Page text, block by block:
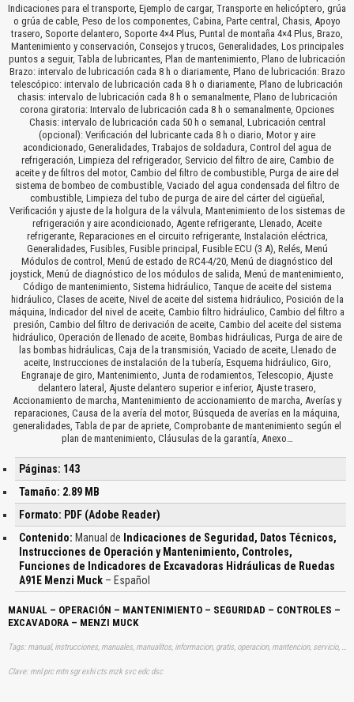
Indicaciones para el transporte, Ejemplo de cargar, Transporte en helicóptero, grúa
o grúa de cable, Peso de los componentes, Cabina, Parte central, Chasis, Apoyo
trasero, Soporte delantero, Soporte 4×4 Plus, Puntal de montaña 4×4 Plus, Brazo,
Mantenimiento y conservación, Consejos y trucos, Generalidades, Los principales
puntos a seguir, Tabla de lubricantes, Plan de mantenimiento, Plano de lubricación
Brazo: intervalo de lubricación cada 8 h o diariamente, Plano de lubricación: Brazo
telescópico: intervalo de lubricación cada 8 h o diariamente, Plano de lubricación
chasis: intervalo de lubricación cada 8 h o semanalmente, Plano de lubricación
corona giratoria: Intervalo de lubricación cada 8 h o semanalmente, Opciones
Chasis: intervalo de lubricación cada 50 h o semanal, Lubricación central
(opcional): Verificación del lubricante cada 8 h o diario, Motor y aire
acondicionado, Generalidades, Trabajos de soldadura, Control del agua de
refrigeración, Limpieza del refrigerador, Servicio del filtro de aire, Cambio de
aceite y de filtros del motor, Cambio del filtro de combustible, Purga de aire del
sistema de bombeo de combustible, Vaciado del agua condensada del filtro de
combustible, Limpieza del tubo de purga de aire del cárter del cigüeñal,
Verificación y ajuste de la holgura de la válvula, Mantenimiento de los sistemas de
refrigeración y aire acondicionado, Agente refrigerante, Llenado, Aceite
refrigerante, Reparaciones en el circuito refrigerante, Instalación eléctrica,
Generalidades, Fusibles, Fusible principal, Fusible ECU (3 A), Relés, Menú
Módulos de control, Menú de estado de RC4-4/20, Menú de diagnóstico del
joystick, Menú de diagnóstico de los módulos de salida, Menú de mantenimiento,
Código de mantenimiento, Sistema hidráulico, Tanque de aceite del sistema
hidráulico, Clases de aceite, Nivel de aceite del sistema hidráulico, Posición de la
máquina, Indicador del nivel de aceite, Cambio filtro hidráulico, Cambio del filtro a
presión, Cambio del filtro de derivación de aceite, Cambio del aceite del sistema
hidráulico, Operación de llenado de aceite, Bombas hidráulicas, Purga de aire de
las bombas hidráulicas, Caja de la transmisión, Vaciado de aceite, Llenado de
aceite, Instrucciones de instalación de la tubería, Esquema hidráulico, Giro,
Engranaje de giro, Mantenimiento, Junta de rodamientos, Telescopio, Ajuste
delantero lateral, Ajuste delantero superior e inferior, Ajuste trasero,
Accionamiento de marcha, Mantenimiento de accionamiento de marcha, Averías y
reparaciones, Causa de la avería del motor, Búsqueda de averías en la máquina,
generalidades, Tabla de par de apriete, Comprobante de mantenimiento según el
plan de mantenimiento, Cláusulas de la garantía, Anexo…
Páginas: 143
Tamaño: 2.89 MB
Formato: PDF (Adobe Reader)
Contenido: Manual de Indicaciones de Seguridad, Datos Técnicos,
Instrucciones de Operación y Mantenimiento, Controles,
Funciones de Indicadores de Excavadoras Hidráulicas de Ruedas
A91E Menzi Muck– Español
MANUAL – OPERACIÓN – MANTENIMIENTO – SEGURIDAD – CONTROLES –
EXCAVADORA – MENZI MUCK
Tags: manual, instrucciones, manuales, manualitos, informacion, gratis, operacion, mantencion, servicio, excavadores, aprender, descargas
Clave: mnl prc mtn sgr exhi cts mzk svc edc dsc